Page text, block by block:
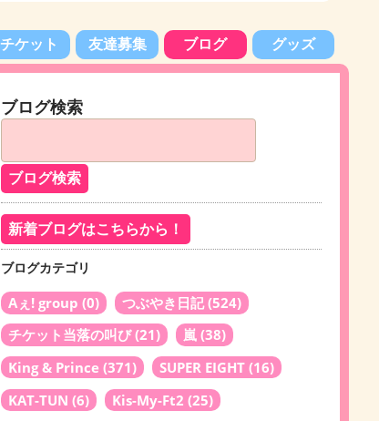
チケット 友達募集 ブログ グッズ
ブログ検索
新着ブログはこちらから！
ブログカテゴリ
Aぇ! group (0) つぶやき日記(524)
チケット当落の叫び(21) 嵐 (38)
King & Prince (371) SUPER EIGHT (16)
KAT-TUN (6) Kis-My-Ft2 (25)